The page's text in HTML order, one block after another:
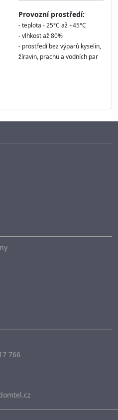
Provozní prostředí:
- teplota - 25°C až +45°C
- vlhkost až 80%
- prostředí bez výparů kyselin,
žíravin, prachu a vodních par
766